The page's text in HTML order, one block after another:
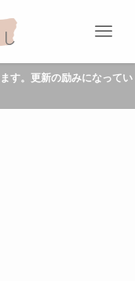
す。更新の励みになってい